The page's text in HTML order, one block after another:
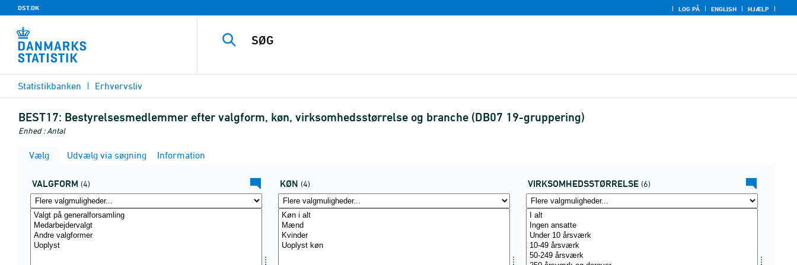
DST.DK LOG PÅ ENGLISH HJÆLP
Statistikbanken Erhvervsliv
BEST17: Bestyrelsesmedlemmer efter valgform, køn, virksomhedsstørrelse og branche (DB07 19-gruppering)
Enhed : Antal
Vælg Udvælg via søgning Information
VALGFORM (4) KØN (4) VIRKSOMHEDSSTØRRELSE (6)